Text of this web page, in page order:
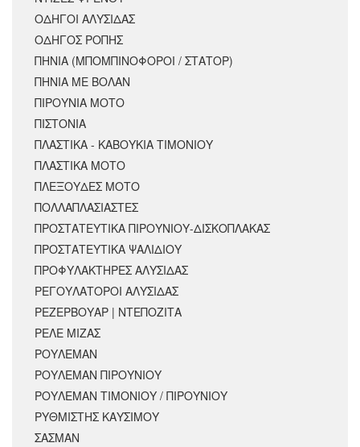
ΟΔΗΓΟΙ ΑΛΥΣΙΔΑΣ
ΟΔΗΓΟΣ ΡΟΠΗΣ
ΠΗΝΙΑ (ΜΠΟΜΠΙΝΟΦΟΡΟΙ / ΣΤΑΤΟΡ)
ΠΗΝΙΑ ΜΕ ΒΟΛΑΝ
ΠΙΡΟΥΝΙΑ ΜΟΤΟ
ΠΙΣΤΟΝΙΑ
ΠΛΑΣΤΙΚΑ - ΚΑΒΟΥΚΙΑ ΤΙΜΟΝΙΟΥ
ΠΛΑΣΤΙΚΑ ΜΟΤΟ
ΠΛΕΞΟΥΔΕΣ ΜΟΤΟ
ΠΟΛΛΑΠΛΑΣΙΑΣΤΕΣ
ΠΡΟΣΤΑΤΕΥΤΙΚΑ ΠΙΡΟΥΝΙΟΥ-ΔΙΣΚΟΠΛΑΚΑΣ
ΠΡΟΣΤΑΤΕΥΤΙΚΑ ΨΑΛΙΔΙΟΥ
ΠΡΟΦΥΛΑΚΤΗΡΕΣ ΑΛΥΣΙΔΑΣ
ΡΕΓΟΥΛΑΤΟΡΟΙ ΑΛΥΣΙΔΑΣ
ΡΕΖΕΡΒΟΥΑΡ | ΝΤΕΠΟΖΙΤΑ
ΡΕΛΕ ΜΙΖΑΣ
ΡΟΥΛΕΜΑΝ
ΡΟΥΛΕΜΑΝ ΠΙΡΟΥΝΙΟΥ
ΡΟΥΛΕΜΑΝ ΤΙΜΟΝΙΟΥ / ΠΙΡΟΥΝΙΟΥ
ΡΥΘΜΙΣΤΗΣ ΚΑΥΣΙΜΟΥ
ΣΑΣΜΑΝ